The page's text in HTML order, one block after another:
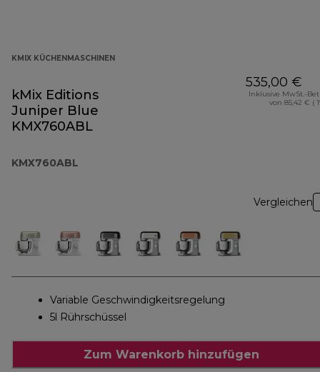
KMIX KÜCHENMASCHINEN
kMix Editions
Juniper Blue
KMX760ABL
KMX760ABL
535,00 €
Inklusive MwSt.-
von 85,42 € (
Vergleichen
Variable Geschwindigkeitsregelung
5l Rührschüssel
Zum Warenkorb hinzufügen